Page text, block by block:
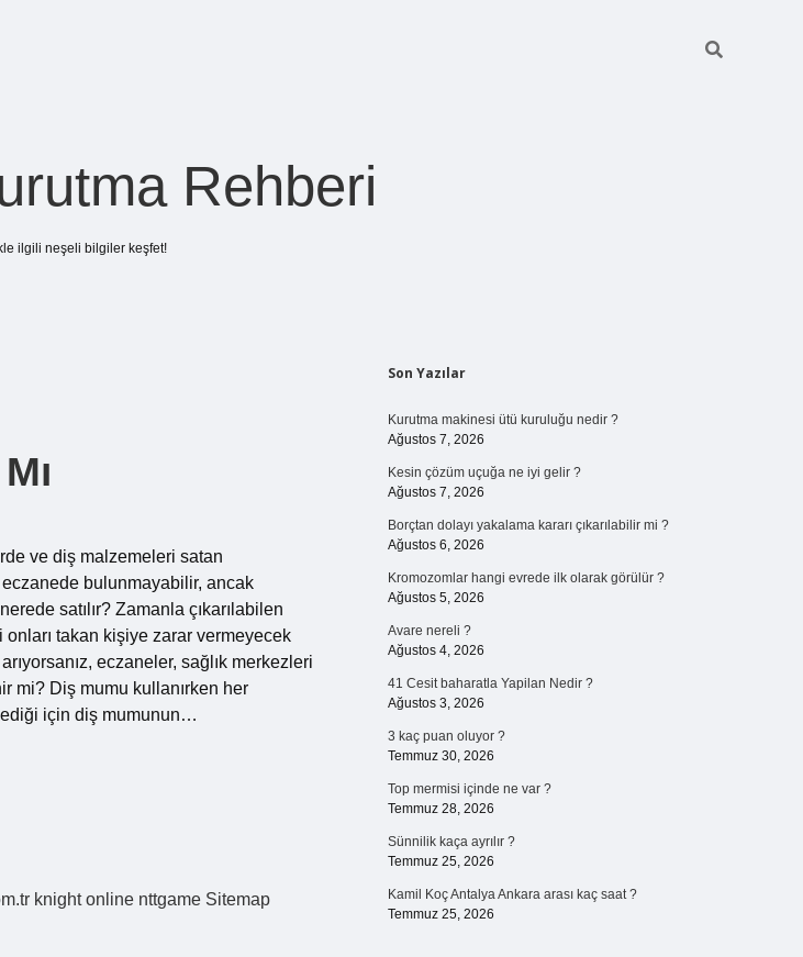
Rehberi
ilgili neşeli bilgiler keşfet!
ve diş malzemeleri satan
bulunmayabilir, ancak
satılır? Zamanla çıkarılabilen
onları takan kişiye zarar vermeyecek
eczaneler, sağlık merkezleri
mi? Diş mumu kullanırken her
için diş mumunun…
knight online nttgame Sitemap
Sidebar
Son Yazılar
Kurutma makinesi ütü kuruluğu nedir ?
Ağustos 7, 2026
Kesin çözüm uçuğa ne iyi gelir ?
Ağustos 7, 2026
Borçtan dolayı yakalama kararı çıkarılabilir mi ?
Ağustos 6, 2026
Kromozomlar hangi evrede ilk olarak görülür ?
Ağustos 5, 2026
Avare nereli ?
Ağustos 4, 2026
41 Cesit baharatla Yapilan Nedir ?
Ağustos 3, 2026
3 kaç puan oluyor ?
Temmuz 30, 2026
Top mermisi içinde ne var ?
Temmuz 28, 2026
Sünnilik kaça ayrılır ?
Temmuz 25, 2026
Kamil Koç Antalya Ankara arası kaç saat ?
Temmuz 25, 2026